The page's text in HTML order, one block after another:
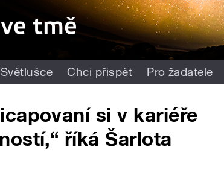
Chci přispět Pro žadatele
si v kariéře
říká Šarlota